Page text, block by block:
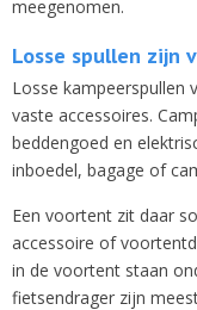
meegenomen.
Losse spullen zijn
Losse kampeerspullen
vaste accessoires.
beddengoed en
inboedel, bagage of
Een voortent zit daar
accessoire of
in de voortent staan
fietsendrager zijn